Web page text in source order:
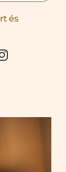
és